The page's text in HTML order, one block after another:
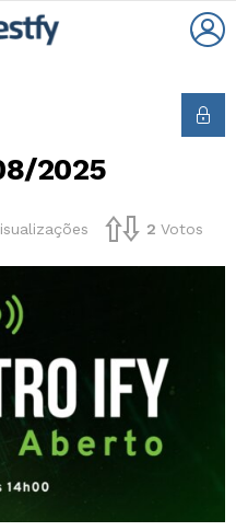
2025
2 Votos